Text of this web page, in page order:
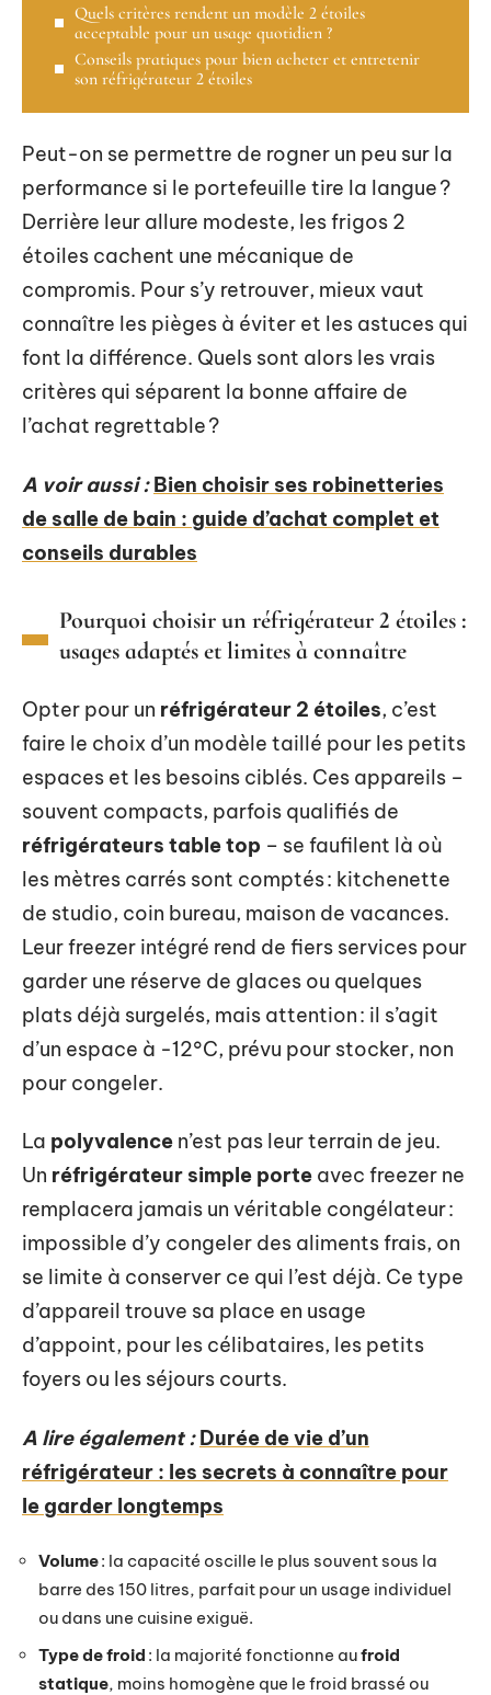
Quels critères rendent un modèle 2 étoiles
acceptable pour un usage quotidien ?
Conseils pratiques pour bien acheter et entretenir
son réfrigérateur 2 étoiles
Peut-on se permettre de rogner un peu sur la
performance si le portefeuille tire la langue ?
Derrière leur allure modeste, les frigos 2
étoiles cachent une mécanique de
compromis. Pour s’y retrouver, mieux vaut
connaître les pièges à éviter et les astuces qui
font la différence. Quels sont alors les vrais
critères qui séparent la bonne affaire de
l’achat regrettable ?
A voir aussi : Bien choisir ses robinetteries
de salle de bain : guide d’achat complet et
conseils durables
Pourquoi choisir un réfrigérateur 2 étoiles :
usages adaptés et limites à connaître
Opter pour un réfrigérateur 2 étoiles, c’est
faire le choix d’un modèle taillé pour les petits
espaces et les besoins ciblés. Ces appareils –
souvent compacts, parfois qualifiés de
réfrigérateurs table top – se faufilent là où
les mètres carrés sont comptés : kitchenette
de studio, coin bureau, maison de vacances.
Leur freezer intégré rend de fiers services pour
garder une réserve de glaces ou quelques
plats déjà surgelés, mais attention : il s’agit
d’un espace à -12°C, prévu pour stocker, non
pour congeler.
La polyvalence n’est pas leur terrain de jeu.
Un réfrigérateur simple porte avec freezer ne
remplacera jamais un véritable congélateur :
impossible d’y congeler des aliments frais, on
se limite à conserver ce qui l’est déjà. Ce type
d’appareil trouve sa place en usage
d’appoint, pour les célibataires, les petits
foyers ou les séjours courts.
A lire également : Durée de vie d’un
réfrigérateur : les secrets à connaître pour
le garder longtemps
Volume: la capacité oscille le plus souvent sous la
barre des 150 litres, parfait pour un usage individuel
ou dans une cuisine exiguë.
Type de froid : la majorité fonctionne aufroid
statique, moins homogène que le froid brassé ou